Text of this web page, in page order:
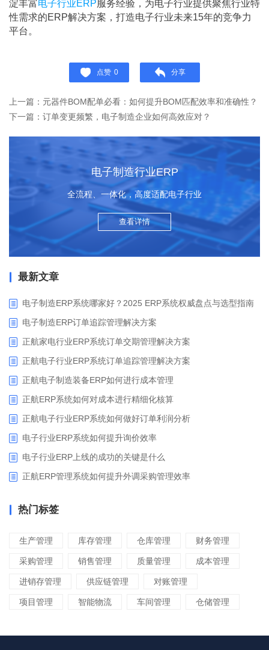
淀丰富电子行业ERP服务经验，为电子行业提供聚焦行业特
性需求的ERP解决方案，打造电子行业未来15年的竞争力
平台。
点赞 0 分享
上一篇：元器件BOM配单必看：如何提升BOM匹配效率和准确性？
下一篇：订单变更频繁，电子制造企业如何高效应对？
电子制造行业ERP
全流程、一体化，高度适配电子行业
查看详情
最新文章
电子制造ERP系统哪家好？2025 ERP系统权威盘点与选型指南
电子制造ERP订单追踪管理解决方案
正航家电行业ERP系统订单交期管理解决方案
正航电子行业ERP系统订单追踪管理解决方案
正航电子制造装备ERP如何进行成本管理
正航ERP系统如何对成本进行精细化核算
正航电子行业ERP系统如何做好订单利润分析
电子行业ERP系统如何提升询价效率
电子行业ERP上线的成功的关键是什么
正航ERP管理系统如何提升外调采购管理效率
热门标签
生产管理 库存管理 仓库管理 财务管理
采购管理 销售管理 质量管理 成本管理
进销存管理 供应链管理 对账管理
项目管理 智能物流 车间管理 仓储管理